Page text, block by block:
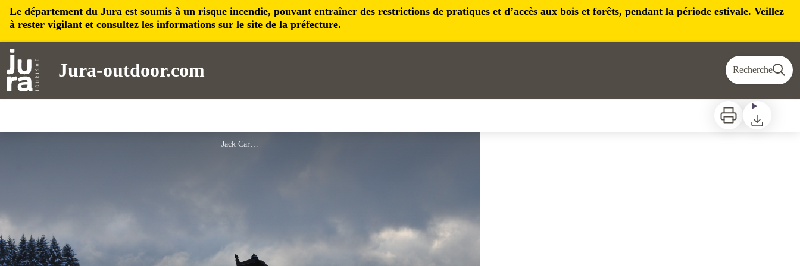
Le département du Jura est soumis à un risque incendie, pouvant entraîner des restrictions de pratiques et d’accès aux bois et forêts, pendant la période estivale. Veillez
à rester vigilant et consultez les informations sur le site de la préfecture.
Jura-outdoor.com Recherche
Imprimer Télécharger
Jack Carrot